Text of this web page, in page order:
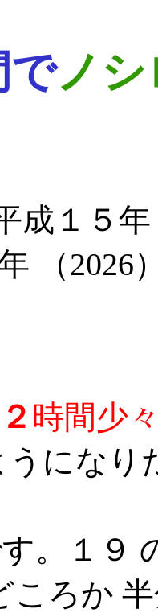
でノシ
成１５
（
２ 時間少
になり
。１９
ころか